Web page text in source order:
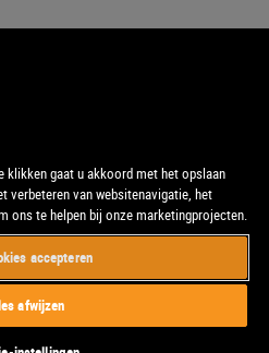
klikken gaat u akkoord met het opslaan
verbeteren van websitenavigatie, het
ons te helpen bij onze marketingprojecten.
accepteren
afwijzen